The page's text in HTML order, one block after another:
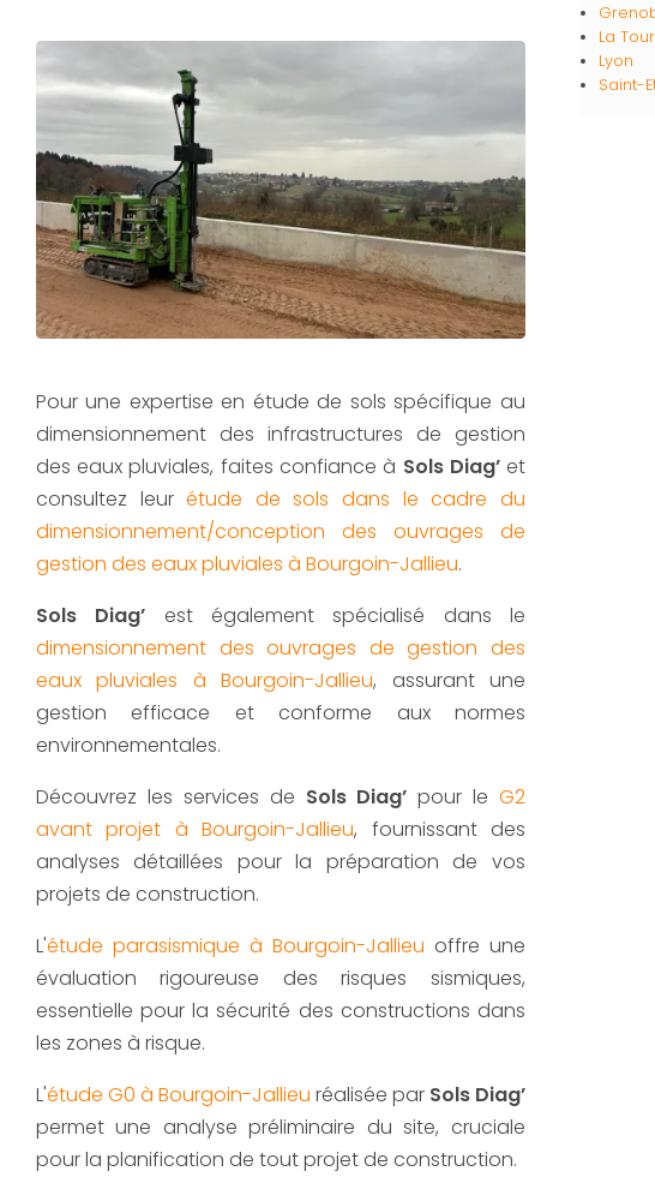
Pour une expertise en étude de sols spécifique au
dimensionnement des infrastructures de gestion
des eaux pluviales, faites confiance à Sols Diag’et
consultez leurétude de sols dans le cadre du
dimensionnement/conception des ouvrages de
gestion des eaux pluviales à Bourgoin-Jallieu.
Sols Diag’ est également spécialisé dans le
dimensionnement des ouvrages de gestion des
eaux pluviales à Bourgoin-Jallieu, assurant une
gestion efficace et conforme aux normes
environnementales.
Découvrez les services de Sols Diag’ pour le G2
avant projet à Bourgoin-Jallieu, fournissant des
analyses détaillées pour la préparation de vos
projets de construction.
L'étude parasismique à Bourgoin-Jallieu offre une
évaluation rigoureuse des risques sismiques,
essentielle pour la sécurité des constructions dans
les zones à risque.
L'étude G0 à Bourgoin-Jallieu réalisée par Sols Diag’
permet une analyse préliminaire du site, cruciale
pour la planification de tout projet de construction.
La
Lyon
Saint-